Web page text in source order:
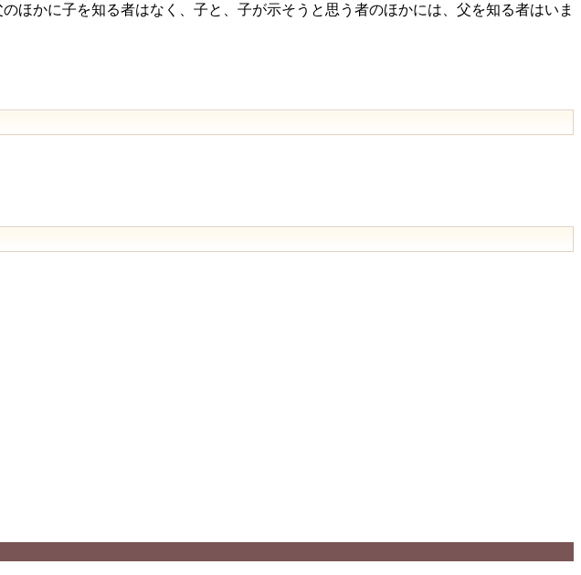
ほかに子を知る者はなく、子と、子が示そうと思う者のほかには、父を知る者はいま